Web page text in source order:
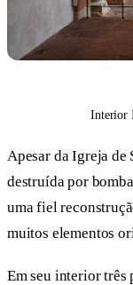
Interior
Apesar da Igreja de
destruída por
uma fiel
muitos elementos
Em seu interior três